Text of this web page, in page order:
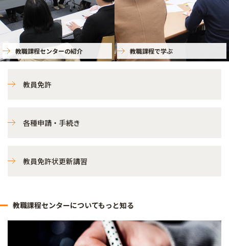
教職課程センターの紹介 教職課程で学ぶ
教員免許
各種申請・手続き
教員免許状更新講習
教職課程センターについてもっと知る